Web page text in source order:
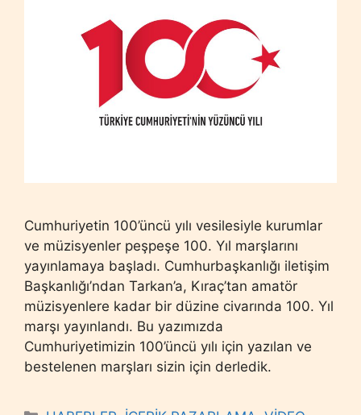
Cumhuriyetin 100’üncü yılı vesilesiyle kurumlar
ve müzisyenler peşpeşe 100. Yıl marşlarını
yayınlamaya başladı. Cumhurbaşkanlığı iletişim
Başkanlığı’ndan Tarkan’a, Kıraç’tan amatör
müzisyenlere kadar bir düzine civarında 100. Yıl
marşı yayınlandı. Bu yazımızda
Cumhuriyetimizin 100’üncü yılı için yazılan ve
bestelenen marşları sizin için derledik.